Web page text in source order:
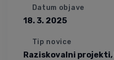
Datum objave
18. 3. 2025
Tip novice
Raziskovalni projekti,